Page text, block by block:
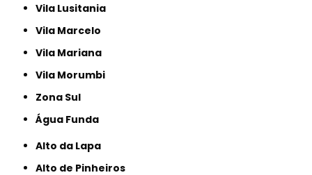
Vila Lusitania
Vila Marcelo
Vila Mariana
Vila Morumbi
Zona Sul
Água Funda
Alto da Lapa
Alto de Pinheiros